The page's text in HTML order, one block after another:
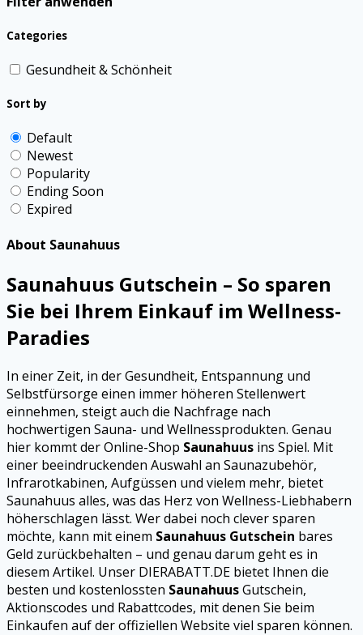
Categories
Gesundheit & Schönheit
Sort by
Default
Newest
Popularity
Ending Soon
Expired
About Saunahuus
Saunahuus Gutschein – So sparen
Sie bei Ihrem Einkauf im Wellness-
Paradies
In einer Zeit, in der Gesundheit, Entspannung und
Selbstfürsorge einen immer höheren Stellenwert
einnehmen, steigt auch die Nachfrage nach
hochwertigen Sauna- und Wellnessprodukten. Genau
hier kommt der Online-Shop Saunahuus ins Spiel. Mit
einer beeindruckenden Auswahl an Saunazubehör,
Infrarotkabinen, Aufgüssen und vielem mehr, bietet
Saunahuus alles, was das Herz von Wellness-Liebhabern
höherschlagen lässt. Wer dabei noch clever sparen
möchte, kann mit einem Saunahuus Gutschein bares
Geld zurückbehalten – und genau darum geht es in
diesem Artikel. Unser DIERABATT.DE bietet Ihnen die
besten und kostenlossten SaunahuusGutschein,
Aktionscodes und Rabattcodes, mit denen Sie beim
Einkaufen auf der offiziellen Website viel sparen können.